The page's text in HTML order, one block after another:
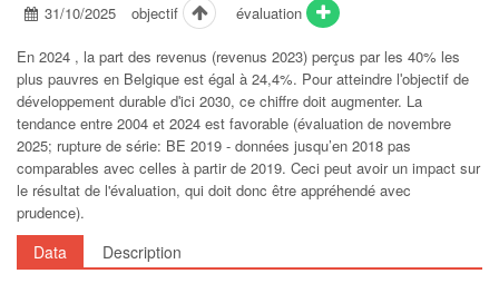
31/10/2025 objectif évaluation
En 2024 , la part des revenus (revenus 2023) perçus par les 40% les
plus pauvres en Belgique est égal à 24,4%. Pour atteindre lʹobjectif de
développement durable dʹici 2030, ce chiffre doit augmenter. La
tendance entre 2004 et 2024 est favorable (évaluation de novembre
2025; rupture de série: BE 2019 - données jusqu’en 2018 pas
comparables avec celles à partir de 2019. Ceci peut avoir un impact sur
le résultat de l'évaluation, qui doit donc être appréhendé avec
prudence).
Data Description